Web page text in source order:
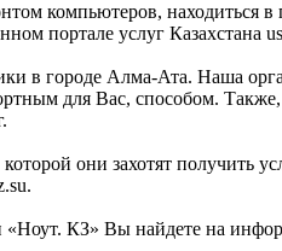
компьютеров, находиться
портале услуг Казахстана
в городе Алма-Ата. Наша
для Вас, способом.
они захотят
КЗ» Вы найдете на